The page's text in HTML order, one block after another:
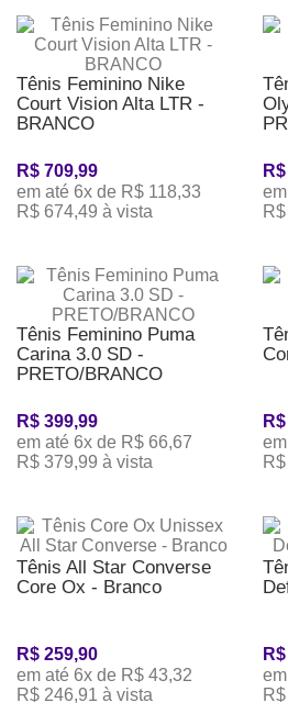
Tênis Feminino Nike
Court Vision Alta LTR -
BRANCO
R$ 709,99
em até 6x de R$ 118,33
R$ 674,49 à vista
Tênis Feminino Puma
Carina 3.0 SD -
PRETO/BRANCO
R$ 399,99
em até 6x de R$ 66,67
R$ 379,99 à vista
Tênis All Star Converse
Core Ox - Branco
R$ 259,90
em até 6x de R$ 43,32
R$ 246,91 à vista